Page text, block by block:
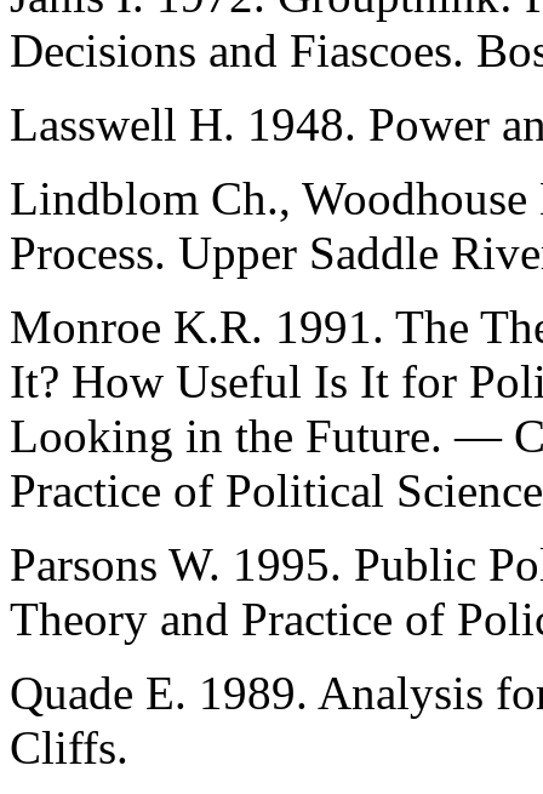
Decisions and Fiascoes.
Lasswell H. 1948. Power
Lindblom Ch.,
Process. Upper Saddle
Monroe K.R. 1991. The
It? How Useful Is It for
Looking in the Future. —
Practice of Political
Parsons W. 1995. Public
Theory and Practice of
Quade E. 1989. Analysis
Cliffs.